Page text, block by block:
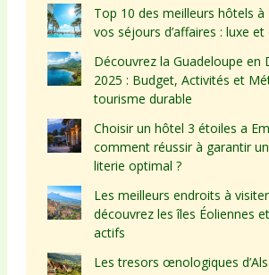
Top 10 des meilleurs hôtels
vos séjours d’affaires : luxe
Découvrez la Guadeloupe en
2025 : Budget, Activités et
tourisme durable
Choisir un hôtel 3 étoiles a
comment réussir à garantir
literie optimal ?
Les meilleurs endroits à
découvrez les îles Éoliennes
actifs
Les tresors œnologiques